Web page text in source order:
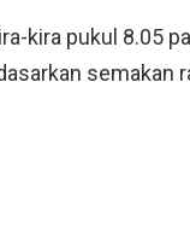
kira pukul 8.05
semakan